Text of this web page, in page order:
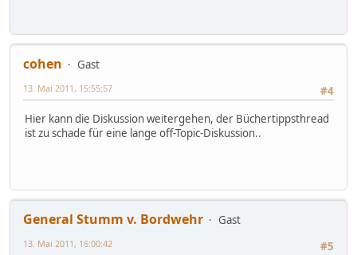
cohen
Gast
#4
13. Mai 2011, 15:55:57
Hier kann die Diskussion weitergehen, der Büchertippsthread
ist zu schade für eine lange off-Topic-Diskussion..
General Stumm v. Bordwehr
Gast
#5
13. Mai 2011, 16:00:42